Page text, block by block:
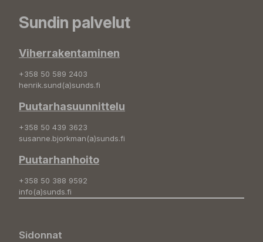
Sundin palvelut
Viherrakentaminen
+358 50 589 2403
henrik.sund(a)sunds.fi
Puutarhasuunnittelu
+358 50 439 3623
susanne.bjorkman(a)sunds.fi
Puutarhanhoito
+358 50 388 9592
info(a)sunds.fi
Sidonnat